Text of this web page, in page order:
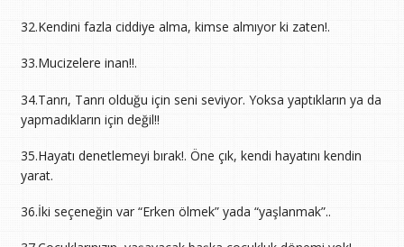
32.Kendini fazla ciddiye alma, kimse almıyor ki zaten!.
33.Mucizelere inan!!.
34.Tanrı, Tanrı olduğu için seni seviyor. Yoksa yaptıkların ya da
yapmadıkların için değil!!
35.Hayatı denetlemeyi bırak!. Öne çık, kendi hayatını kendin
yarat.
36.İki seçeneğin var “Erken ölmek” yada “yaşlanmak”..